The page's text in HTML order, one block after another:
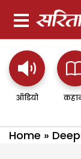
ऑडियो
Home »